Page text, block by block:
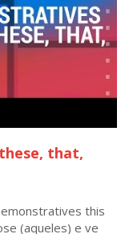
that,
this
(aqueles) e ve